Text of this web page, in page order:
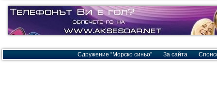
Сдружение “Морско синьо” За сайта